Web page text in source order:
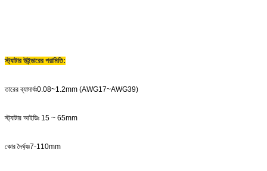
স্ট্যাটার উইন্ডারের পরামিতি:
তারের ব্যাসার্ধঃ0.08~1.2mm (AWG17~AWG39)
স্ট্যাটার আইডিঃ 15 ~ 65mm
কোর দৈর্ঘ্যঃ7-110mm